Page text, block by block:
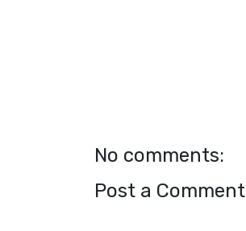
No comments:
Post a Comment